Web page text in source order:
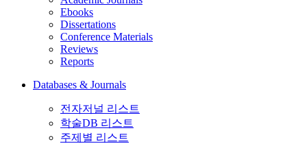
Ebooks
Dissertations
Conference Materials
Reviews
Reports
Databases & Journals
전자저널 리스트
학술DB 리스트
주제별 리스트